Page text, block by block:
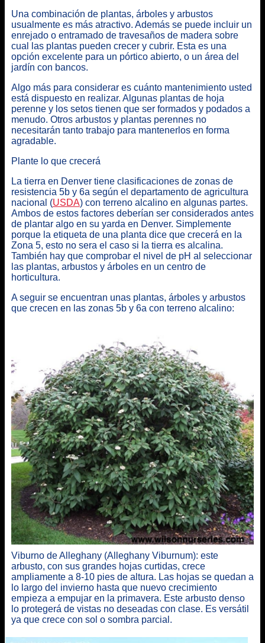
Una combinación de plantas, árboles y arbustos
usualmente es más atractivo. Además se puede incluir un
enrejado o entramado de travesaños de madera sobre
cual las plantas pueden crecer y cubrir. Esta es una
opción excelente para un pórtico abierto, o un área del
jardín con bancos.
Algo más para considerar es cuánto mantenimiento usted
está dispuesto en realizar. Algunas plantas de hoja
perenne y los setos tienen que ser formados y podados a
menudo. Otros arbustos y plantas perennes no
necesitarán tanto trabajo para mantenerlos en forma
agradable.
Plante lo que crecerá
La tierra en Denver tiene clasificaciones de zonas de
resistencia 5b y 6a según el departamento de agricultura
nacional (USDA) con terreno alcalino en algunas partes.
Ambos de estos factores deberían ser considerados antes
de plantar algo en su yarda en Denver. Simplemente
porque la etiqueta de una planta dice que crecerá en la
Zona 5, esto no sera el caso si la tierra es alcalina.
También hay que comprobar el nivel de pH al seleccionar
las plantas, arbustos y árboles en un centro de
horticultura.
A seguir se encuentran unas plantas, árboles y arbustos
que crecen en las zonas 5b y 6a con terreno alcalino:
Viburno de Alleghany (Alleghany Viburnum): este
arbusto, con sus grandes hojas curtidas, crece
ampliamente a 8-10 pies de altura. Las hojas se quedan a
lo largo del invierno hasta que nuevo crecimiento
empieza a empujar en la primavera. Este arbusto denso
lo protegerá de vistas no deseadas con clase. Es versátil
ya que crece con sol o sombra parcial.